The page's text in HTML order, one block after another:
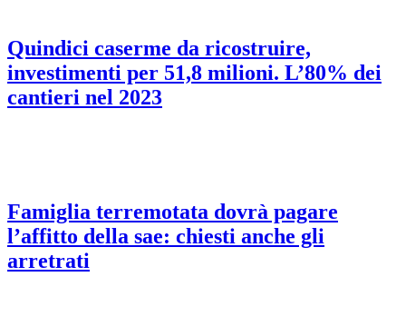
Quindici caserme da ricostruire,
investimenti per 51,8 milioni. L’80% dei
cantieri nel 2023
Famiglia terremotata dovrà pagare
l’affitto della sae: chiesti anche gli
arretrati